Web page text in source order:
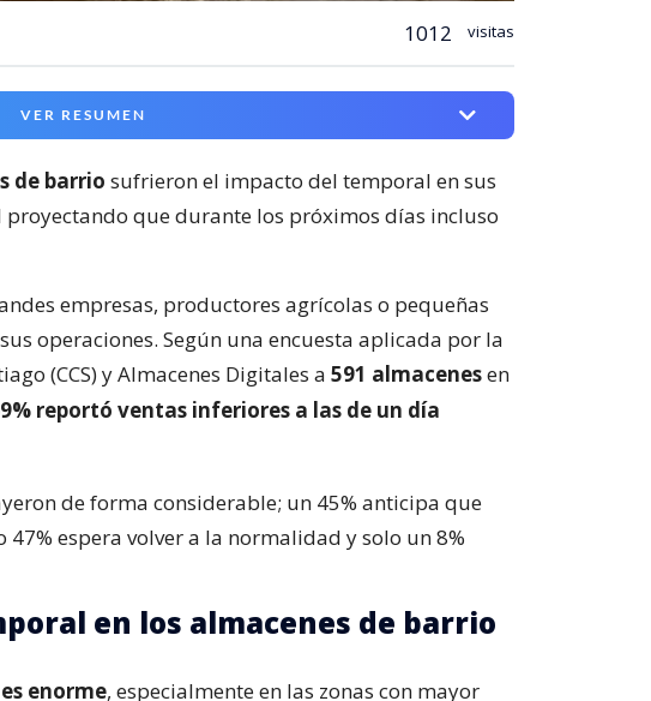
1012 visitas
VER RESUMEN
de barrio sufrieron el impacto del temporal en sus
proyectando que durante los próximos días incluso
empresas, productores agrícolas o pequeñas
operaciones. Según una encuesta aplicada por la
(CCS) y Almacenes Digitales a 591 almacenesen
reportó ventas inferiores a las de un día
de forma considerable; un 45% anticipa que
espera volver a la normalidad y solo un 8%
en los almacenes de barrio
enorme, especialmente en las zonas con mayor